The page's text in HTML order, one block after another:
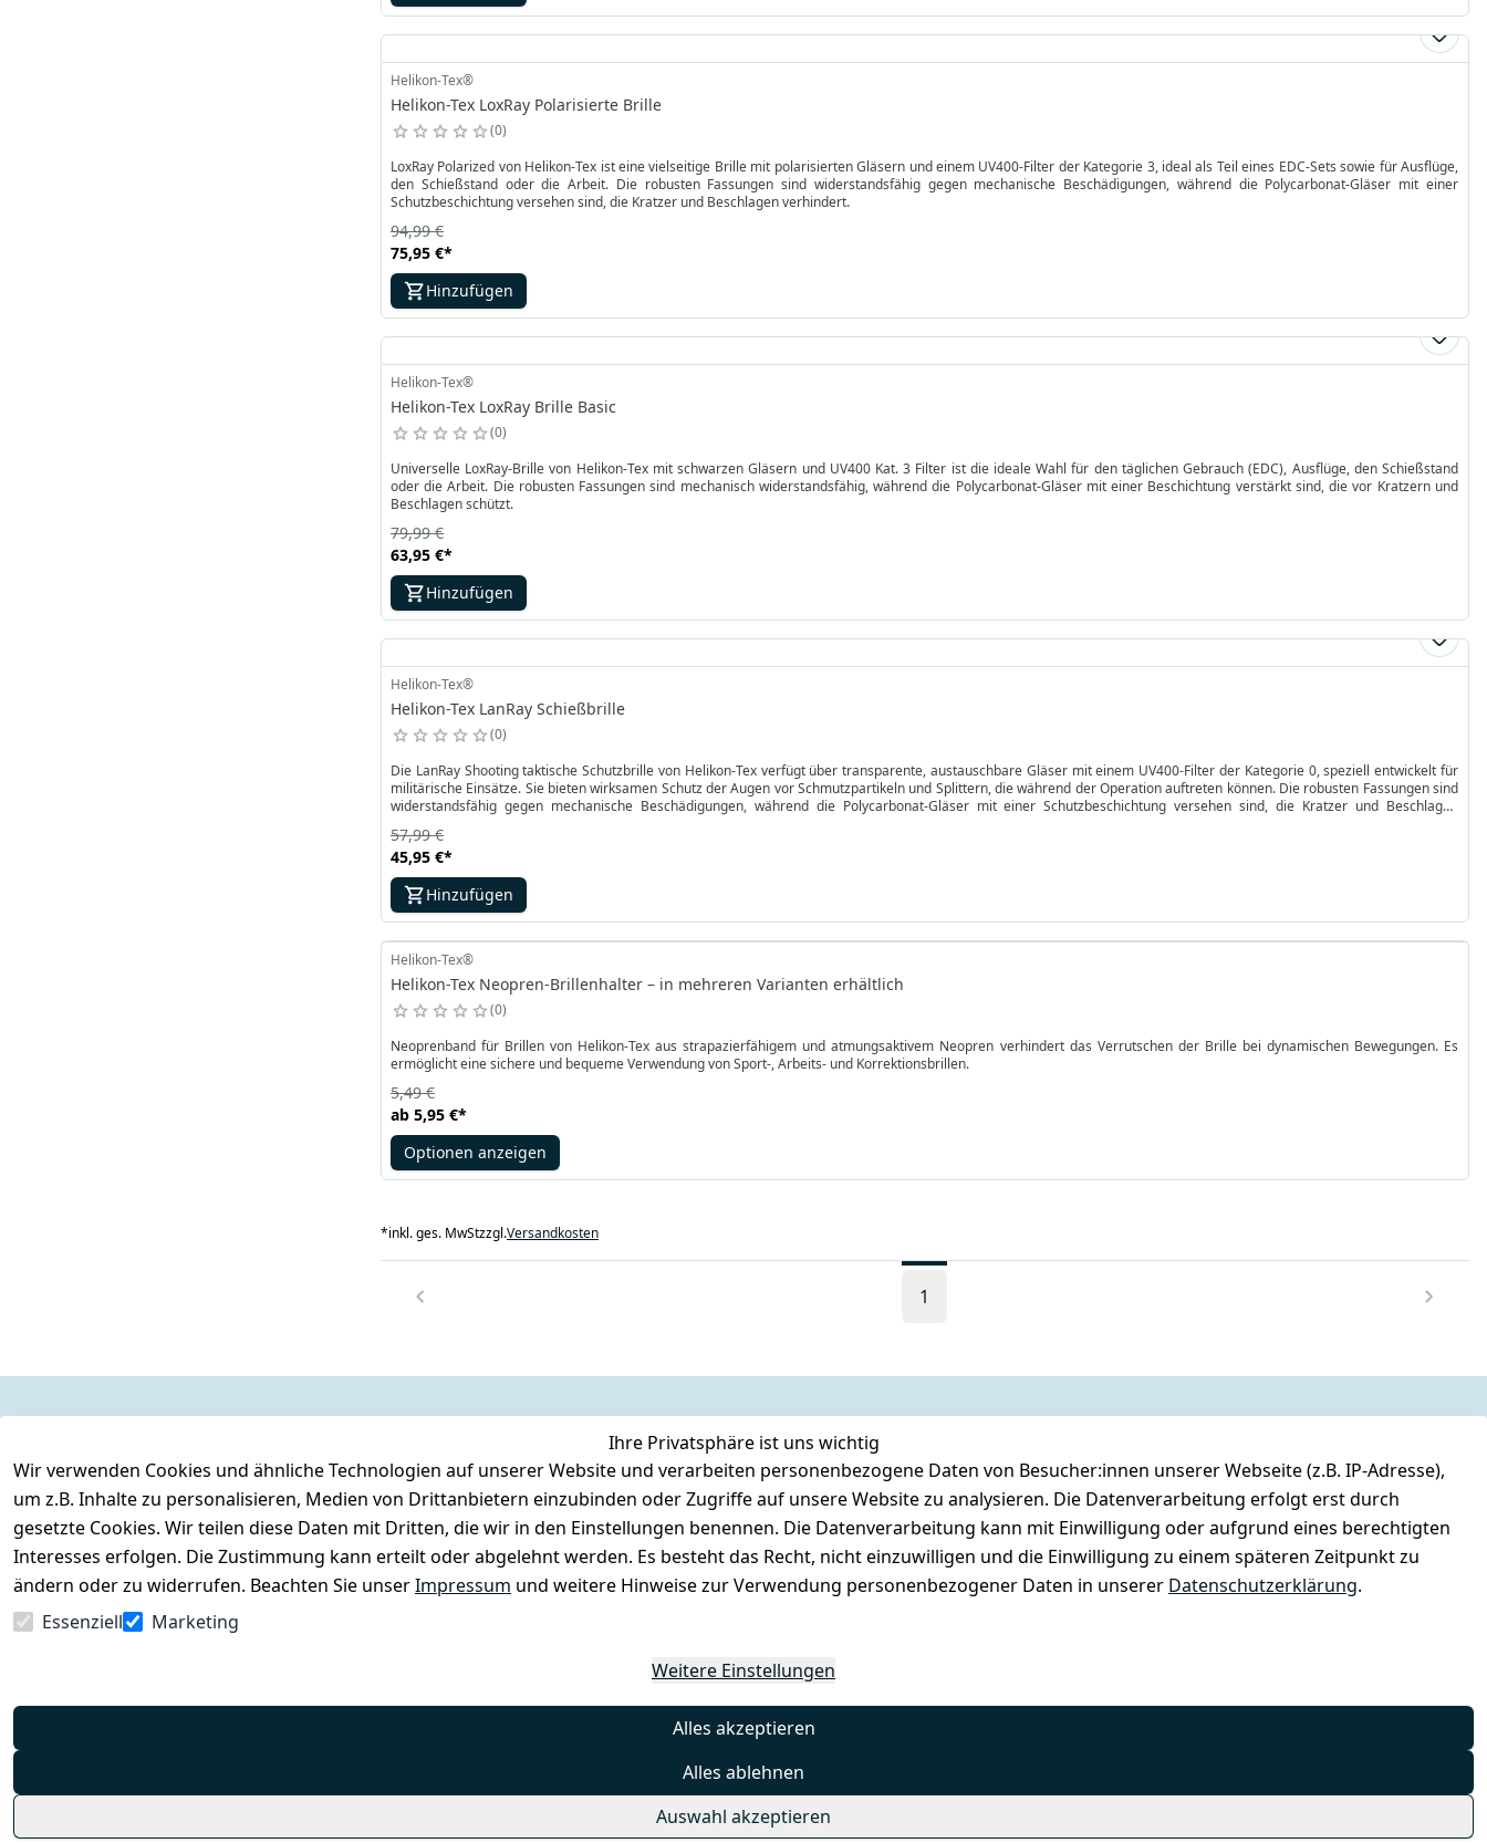
Helikon-Tex®
Helikon-Tex LoxRay Polarisierte Brille
0
LoxRay Polarized von Helikon-Tex ist eine vielseitige Brille mit polarisierten Gläsern und einem UV400-Filter der Kategorie 3, ideal als Teil eines EDC-Sets sowie für Ausflüge,
den Schießstand oder die Arbeit. Die robusten Fassungen sind widerstandsfähig gegen mechanische Beschädigungen, während die Polycarbonat-Gläser mit einer
Schutzbeschichtung versehen sind, die Kratzer und Beschlagen verhindert.
75,95 €*
94,99 €
Hinzufügen
Helikon-Tex®
Helikon-Tex LoxRay Brille Basic
0
Universelle LoxRay-Brille von Helikon-Tex mit schwarzen Gläsern und UV400 Kat. 3 Filter ist die ideale Wahl für den täglichen Gebrauch (EDC), Ausflüge, den Schießstand
oder die Arbeit. Die robusten Fassungen sind mechanisch widerstandsfähig, während die Polycarbonat-Gläser mit einer Beschichtung verstärkt sind, die vor Kratzern und
Beschlagen schützt.
63,95 €*
79,99 €
Hinzufügen
Helikon-Tex®
Helikon-Tex LanRay Schießbrille
0
Die LanRay Shooting taktische Schutzbrille von Helikon-Tex verfügt über transparente, austauschbare Gläser mit einem UV400-Filter der Kategorie 0, speziell entwickelt für
militärische Einsätze. Sie bieten wirksamen Schutz der Augen vor Schmutzpartikeln und Splittern, die während der Operation auftreten können. Die robusten Fassungen sind
widerstandsfähig gegen mechanische Beschädigungen, während die Polycarbonat-Gläser mit einer Schutzbeschichtung versehen sind, die Kratzer und Beschlagen
45,95 €*
57,99 €
Hinzufügen
Helikon-Tex®
Helikon-Tex Neopren-Brillenhalter – in mehreren Varianten erhältlich
0
Neoprenband für Brillen von Helikon-Tex aus strapazierfähigem und atmungsaktivem Neopren verhindert das Verrutschen der Brille bei dynamischen Bewegungen. Es
ermöglicht eine sichere und bequeme Verwendung von Sport-, Arbeits- und Korrektionsbrillen.
ab 5,95 €*
5,49 €
Optionen anzeigen
*inkl. ges. MwStzzgl.Versandkosten
1
Ihre Privatsphäre ist uns wichtig
Wir verwenden Cookies und ähnliche Technologien auf unserer Website und verarbeiten personenbezogene Daten von Besucher:innen unserer Webseite (z.B. IP-Adresse),
um z.B. Inhalte zu personalisieren, Medien von Drittanbietern einzubinden oder Zugriffe auf unsere Website zu analysieren. Die Datenverarbeitung erfolgt erst durch
gesetzte Cookies. Wir teilen diese Daten mit Dritten, die wir in den Einstellungen benennen. Die Datenverarbeitung kann mit Einwilligung oder aufgrund eines berechtigten
Interesses erfolgen. Die Zustimmung kann erteilt oder abgelehnt werden. Es besteht das Recht, nicht einzuwilligen und die Einwilligung zu einem späteren Zeitpunkt zu
ändern oder zu widerrufen. Beachten Sie unserImpressum und weitere Hinweise zur Verwendung personenbezogener Daten in unserer Datenschutzerklärung.
Essenziell
Marketing
Weitere Einstellungen
Alles akzeptieren
Alles ablehnen
Auswahl akzeptieren
AGB
Impressum
Barrierefreiheitserklärung
Widerrufsrecht
Kontakt
Registrieren